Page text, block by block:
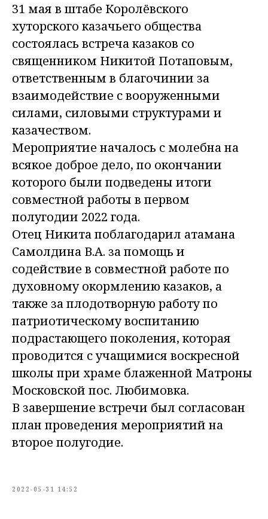
31 мая в штабе Королёвского
хуторского казачьего общества
состоялась встреча казаков со
священником Никитой Потаповым,
ответственным в благочинии за
взаимодействие с вооруженными
силами, силовыми структурами и
казачеством.
Мероприятие началось с молебна на
всякое доброе дело, по окончании
которого были подведены итоги
совместной работы в первом
полугодии 2022 года.
Отец Никита поблагодарил атамана
Самолдина В.А. за помощь и
содействие в совместной работе по
духовному окормлению казаков, а
также за плодотворную работу по
патриотическому воспитанию
подрастающего поколения, которая
проводится с учащимися воскресной
школы при храме блаженной Матроны
Московской пос. Любимовка.
В завершение встречи был согласован
план проведения мероприятий на
второе полугодие.
2022-05-31 14:52